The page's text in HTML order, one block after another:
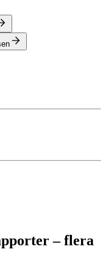
– flera